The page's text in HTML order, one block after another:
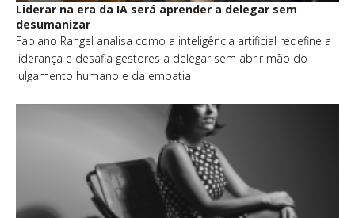
Liderar na era da IA será aprender a delegar sem
desumanizar
Fabiano Rangel analisa como a inteligência artificial redefine a
liderança e desafia gestores a delegar sem abrir mão do
julgamento humano e da empatia